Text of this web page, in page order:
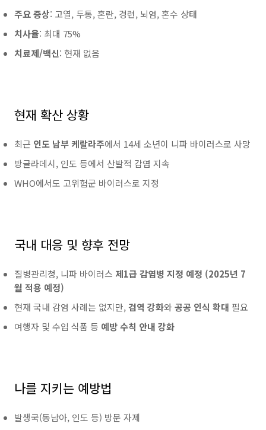
주요 증상: 고열, 두통, 혼란, 경련, 뇌염, 혼수 상태
치사율: 최대 75%
치료제/백신: 현재 없음
현재 확산 상황
최근 인도 남부 케랄라주에서 14세 소년이 니파 바이러스로 사망
방글라데시, 인도 등에서 산발적 감염 지속
WHO에서도 고위험군 바이러스로 지정
국내 대응 및 향후 전망
질병관리청, 니파 바이러스 제1급 감염병 지정 예정 (2025년 7
월 적용 예정)
현재 국내 감염 사례는 없지만, 검역 강화와 공공 인식 확대 필요
여행자 및 수입 식품 등 예방 수칙 안내 강화
나를 지키는 예방법
발생국(동남아, 인도 등) 방문 자제